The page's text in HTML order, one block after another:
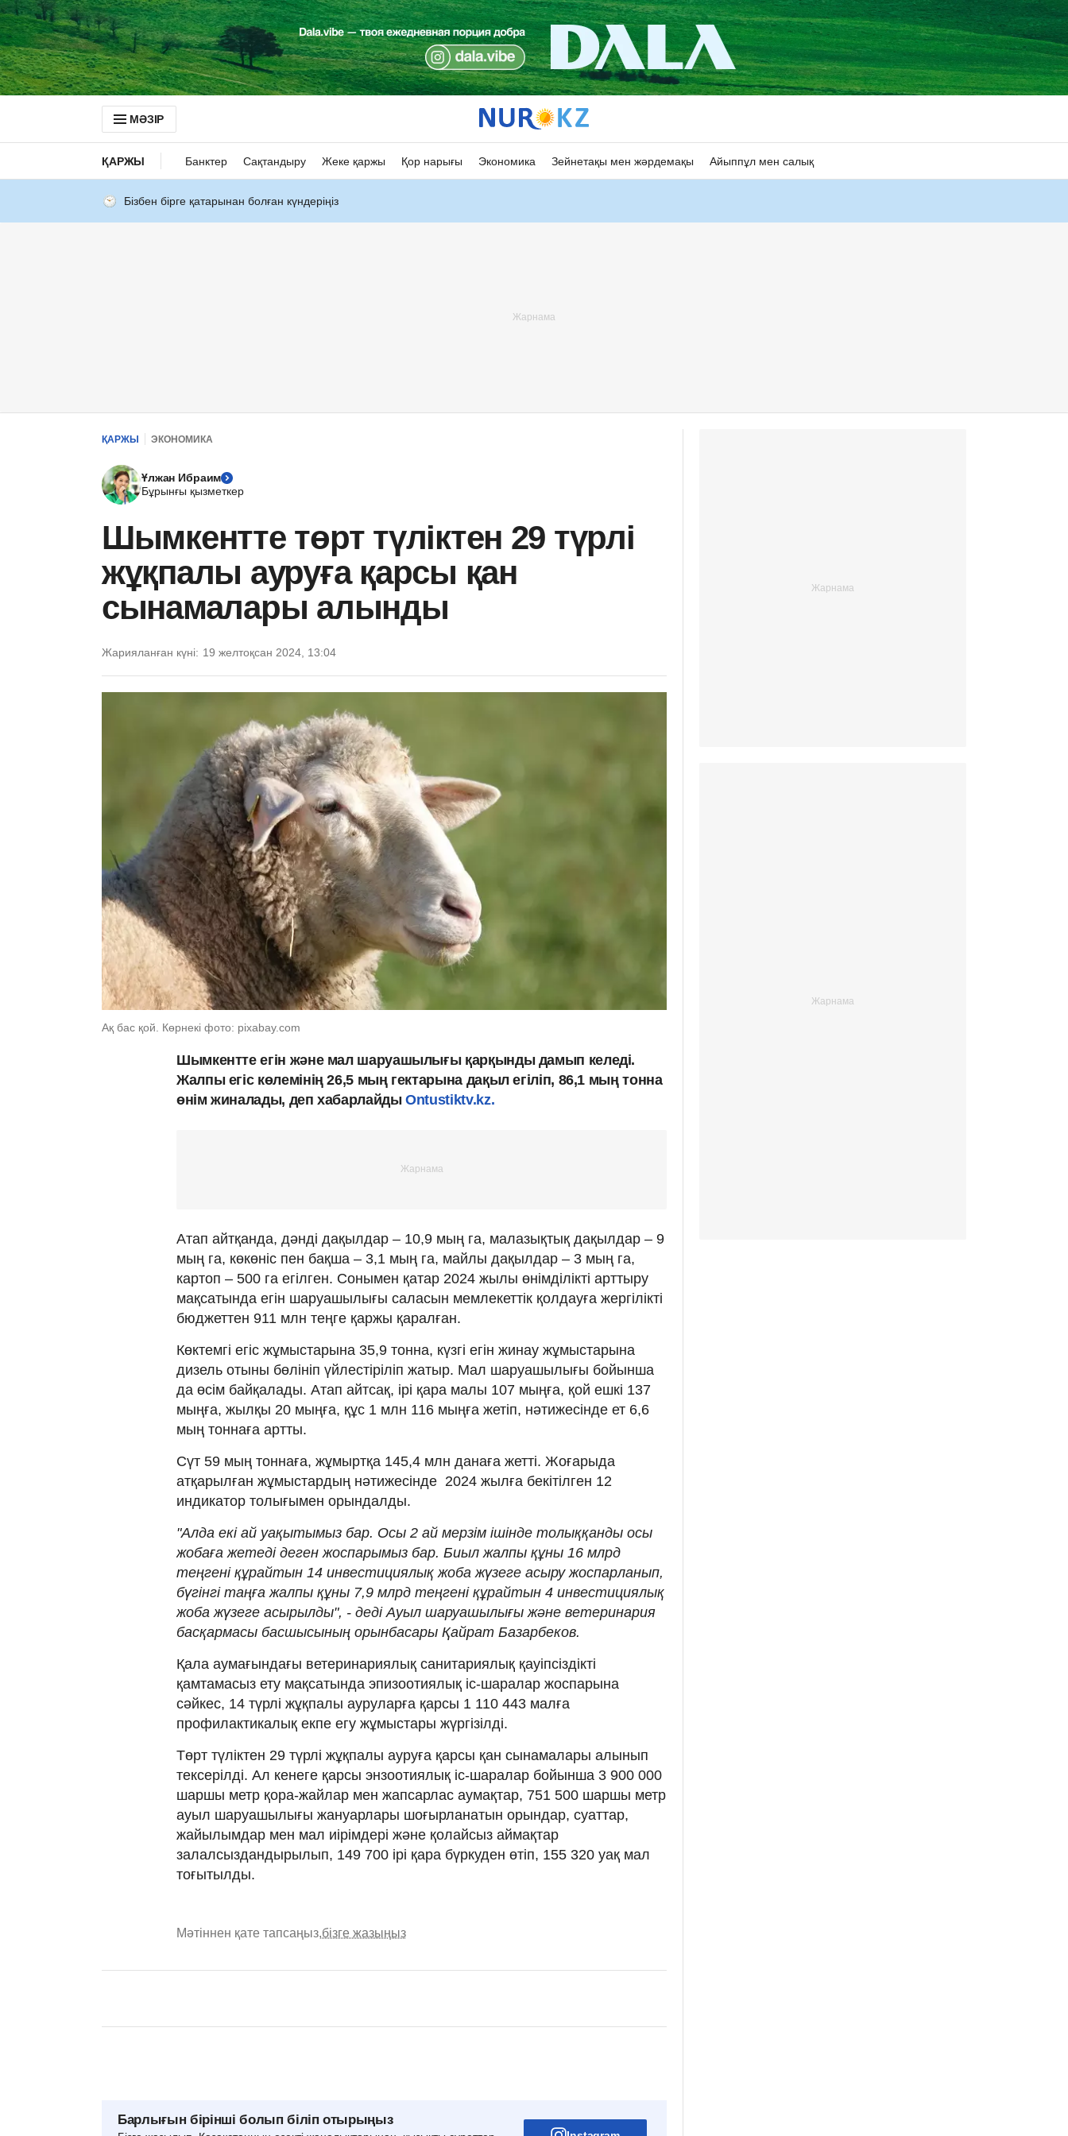
МӘЗІР
ҚАРЖЫ Банктер Сақтандыру Жеке қаржы Қор нарығы Экономика Зейнетақы мен жәрдемақы Айыппұл мен салық
Бізбен бірге қатарынан болған күндеріңіз
ҚАРЖЫ ЭКОНОМИКА
Ұлжан Ибраим
Бұрынғы қызметкер
Шымкентте төрт түліктен 29 түрлі
жұқпалы ауруға қарсы қан
сынамалары алынды
Жарияланған күні: 19 желтоқсан 2024, 13:04
Ақ бас қой. Көрнекі фото: pixabay.com
Шымкентте егін және мал шаруашылығы қарқынды дамып келеді.
Жалпы егіс көлемінің 26,5 мың гектарына дақыл егіліп, 86,1 мың тонна
өнім жиналады, деп хабарлайдыOntustiktv.kz.
Атап айтқанда, дәнді дақылдар – 10,9 мың га, малазықтық дақылдар – 9
мың га, көкөніс пен бақша – 3,1 мың га, майлы дақылдар – 3 мың га,
картоп – 500 га егілген. Сонымен қатар 2024 жылы өнімділікті арттыру
мақсатында егін шаруашылығы саласын мемлекеттік қолдауға жергілікті
бюджеттен 911 млн теңге қаржы қаралған.
Көктемгі егіс жұмыстарына 35,9 тонна, күзгі егін жинау жұмыстарына
дизель отыны бөлініп үйлестіріліп жатыр. Мал шаруашылығы бойынша
да өсім байқалады. Атап айтсақ, ірі қара малы 107 мыңға, қой ешкі 137
мыңға, жылқы 20 мыңға, құс 1 млн 116 мыңға жетіп, нәтижесінде ет 6,6
мың тоннаға артты.
Сүт 59 мың тоннаға, жұмыртқа 145,4 млн данаға жетті. Жоғарыда
атқарылған жұмыстардың нәтижесінде 2024 жылға бекітілген 12
индикатор толығымен орындалды.
"Алда екі ай уақытымыз бар. Осы 2 ай мерзім ішінде толыққанды осы
жобаға жетеді деген жоспарымыз бар. Биыл жалпы құны 16 млрд
теңгені құрайтын 14 инвестициялық жоба жүзеге асыру жоспарланып,
бүгінгі таңға жалпы құны 7,9 млрд теңгені құрайтын 4 инвестициялық
жоба жүзеге асырылды", - деді Ауыл шаруашылығы және ветеринария
басқармасы басшысының орынбасары Қайрат Базарбеков.
Қала аумағындағы ветеринариялық санитариялық қауіпсіздікті
қамтамасыз ету мақсатында эпизоотиялық іс-шаралар жоспарына
сәйкес, 14 түрлі жұқпалы ауруларға қарсы 1 110 443 малға
профилактикалық екпе егу жұмыстары жүргізілді.
Төрт түліктен 29 түрлі жұқпалы ауруға қарсы қан сынамалары алынып
тексерілді. Ал кенеге қарсы энзоотиялық іс-шаралар бойынша 3 900 000
шаршы метр қора-жайлар мен жапсарлас аумақтар, 751 500 шаршы метр
ауыл шаруашылығы жануарлары шоғырланатын орындар, суаттар,
жайылымдар мен мал иірімдері және қолайсыз аймақтар
залалсыздандырылып, 149 700 ірі қара бүркуден өтіп, 155 320 уақ мал
тоғытылды.
Мәтіннен қате тапсаңыз,бізге жазыңыз
Барлығын бірінші болып біліп отырыңыз